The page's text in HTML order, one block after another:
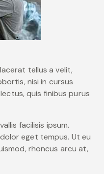
tellus a velit,
nisi in cursus
quis finibus purus
facilisis ipsum.
eget tempus. Ut eu
rhoncus arcu at,